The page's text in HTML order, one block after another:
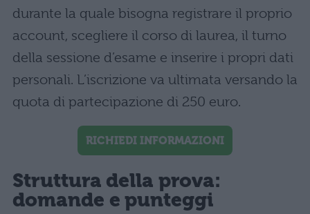
durante la quale bisogna registrare il proprio
account, scegliere il corso di laurea, il turno
della sessione d’esame e inserire i propri dati
personali. L’iscrizione va ultimata versando la
quota di partecipazione di 250 euro.
RICHIEDI INFORMAZIONI
Struttura della prova:
domande e punteggi